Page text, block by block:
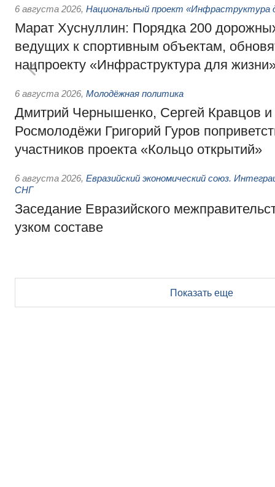
6 августа 2026, Национальный проект «Инфраструктура
Марат Хуснуллин: Порядка 200
ведущих к спортивным объектам,
нацпроекту «Инфраструктура для
6 августа 2026, Молодёжная политика
Дмитрий Чернышенко, Сергей Кравцов и
Росмолодёжи Григорий Гуров
участников проекта «Кольцо открытий»
6 августа 2026, Евразийский экономический союз.
СНГ
Заседание Евразийского
узком составе
Показать еще